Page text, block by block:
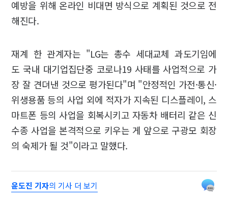
예방을 위해 온라인 비대면 방식으로 계획된 것으로 전
해진다.
재계 한 관계자는 "LG는 총수 세대교체 과도기임에
도 국내 대기업집단중 코로나19 사태를 사업적으로 가
장 잘 견뎌낸 것으로 평가된다"며 "안정적인 가전·통신·
위생용품 등의 사업 외에 적자가 지속된 디스플레이, 스
마트폰 등의 사업을 회복시키고 자동차 배터리 같은 신
수종 사업을 본격적으로 키우는 게 앞으로 구광모 회장
의 숙제가 될 것"이라고 말했다.
윤도진 기자의 기사 더 보기